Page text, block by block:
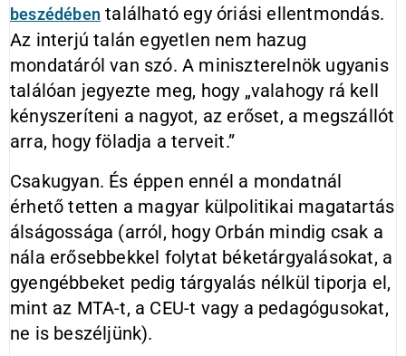
beszédében található egy óriási ellentmondás.
Az interjú talán egyetlen nem hazug
mondatáról van szó. A miniszterelnök ugyanis
találóan jegyezte meg, hogy „valahogy rá kell
kényszeríteni a nagyot, az erőset, a megszállót
arra, hogy föladja a terveit.”
Csakugyan. És éppen ennél a mondatnál
érhető tetten a magyar külpolitikai magatartás
álságossága (arról, hogy Orbán mindig csak a
nála erősebbekkel folytat béketárgyalásokat, a
gyengébbeket pedig tárgyalás nélkül tiporja el,
mint az MTA-t, a CEU-t vagy a pedagógusokat,
ne is beszéljünk).